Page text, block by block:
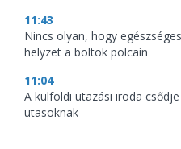
11:43
Nincs olyan, hogy
helyzet a boltok polcain
11:04
A külföldi utazási iroda
utasoknak